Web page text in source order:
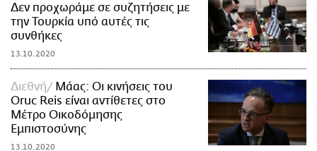
Δεν προχωράμε σε συζητήσεις με
την Τουρκία υπό αυτές τις
συνθήκες
13.10.2020
Διεθνή
Μάας: Οι κινήσεις του
Oruc Reis είναι αντίθετες στο
Mέτρο Oικοδόμησης
Eμπιστοσύνης
13.10.2020